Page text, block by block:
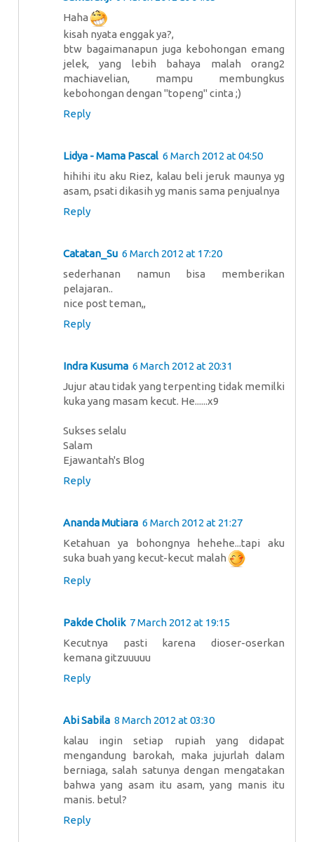
Haha
kisah nyata enggak ya?,
btw bagaimanapun juga kebohongan emang
jelek, yang lebih bahaya malah orang2
machiavelian, mampu membungkus
kebohongan dengan "topeng" cinta ;)
Reply
Lidya - Mama Pascal 6 March 2012 at 04:50
hihihi itu aku Riez, kalau beli jeruk maunya yg
asam, psati dikasih yg manis sama penjualnya
Reply
Catatan_Su 6 March 2012 at 17:20
sederhanan namun bisa memberikan
pelajaran..
nice post teman,,
Reply
Indra Kusuma 6 March 2012 at 20:31
Jujur atau tidak yang terpenting tidak memilki
kuka yang masam kecut. He......x9
Sukses selalu
Salam
Ejawantah's Blog
Reply
Ananda Mutiara 6 March 2012 at 21:27
Ketahuan ya bohongnya hehehe...tapi aku
suka buah yang kecut-kecut malah
Reply
Pakde Cholik 7 March 2012 at 19:15
Kecutnya pasti karena dioser-oserkan
kemana gitzuuuuu
Reply
Abi Sabila 8 March 2012 at 03:30
kalau ingin setiap rupiah yang didapat
mengandung barokah, maka jujurlah dalam
berniaga, salah satunya dengan mengatakan
bahwa yang asam itu asam, yang manis itu
manis. betul?
Reply